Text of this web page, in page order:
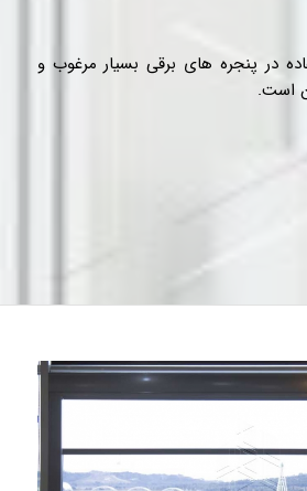
در پنجره های برقی بسیار مرغوب و
است.